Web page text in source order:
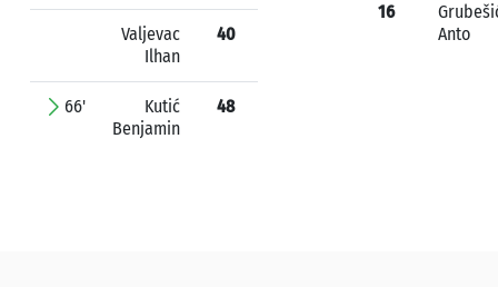
Valjevac
Ilhan
40
66'
Kutić
Benjamin
48
16
Anto